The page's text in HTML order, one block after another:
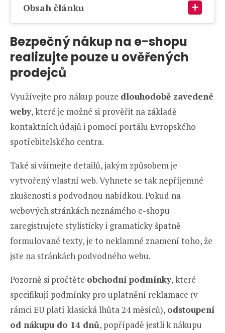
Obsah článku
Bezpečný nákup na e-shopu
realizujte pouze u ověřených
prodejců
Využívejte pro nákup pouze dlouhodobě zavedené
weby, které je možné si prověřit na základě
kontaktních údajů i pomocí portálu Evropského
spotřebitelského centra.
Také si všímejte detailů, jakým způsobem je
vytvořený vlastní web. Vyhnete se tak nepříjemné
zkušenosti s podvodnou nabídkou. Pokud na
webových stránkách neznámého e-shopu
zaregistrujete stylisticky i gramaticky špatně
formulované texty, je to neklamné znamení toho, že
jste na stránkách podvodného webu.
Pozorně si pročtěte obchodní podmínky, které
specifikují podmínky pro uplatnění reklamace (v
rámci EU platí klasická lhůta 24 měsíců), odstoupení
od nákupu do 14 dnů, popřípadě jestli k nákupu